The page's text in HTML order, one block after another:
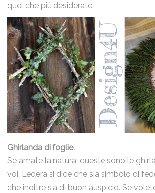
quel che più desiderate.
Ghirlanda di foglie.
Se amate la natura, queste sono le
voi. L’edera si dice che sia simbolo di
che inoltre sia di buon auspicio. Se
Nome
Email
Messaggio
Ho letto laPrivacy Policye acconsento al